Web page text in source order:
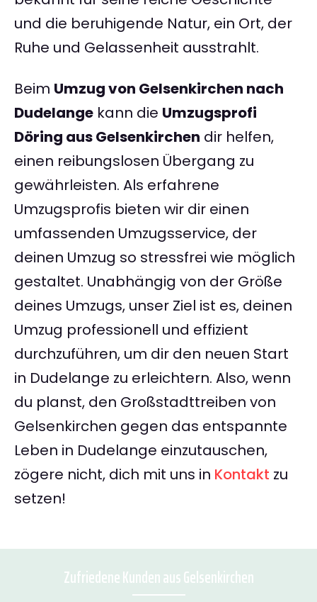
und die beruhigende Natur, ein Ort, der
Ruhe und Gelassenheit ausstrahlt.
Beim Umzug von Gelsenkirchen nach
Dudelange kann die Umzugsprofi
Döring aus Gelsenkirchen dir helfen,
einen reibungslosen Übergang zu
gewährleisten. Als erfahrene
Umzugsprofis bieten wir dir einen
umfassenden Umzugsservice, der
deinen Umzug so stressfrei wie möglich
gestaltet. Unabhängig von der Größe
deines Umzugs, unser Ziel ist es, deinen
Umzug professionell und effizient
durchzuführen, um dir den neuen Start
in Dudelange zu erleichtern. Also, wenn
du planst, den Großstadttreiben von
Gelsenkirchen gegen das entspannte
Leben in Dudelange einzutauschen,
zögere nicht, dich mit uns in Kontakt zu
setzen!
Zufriedene Kunden aus Gelsenkirchen